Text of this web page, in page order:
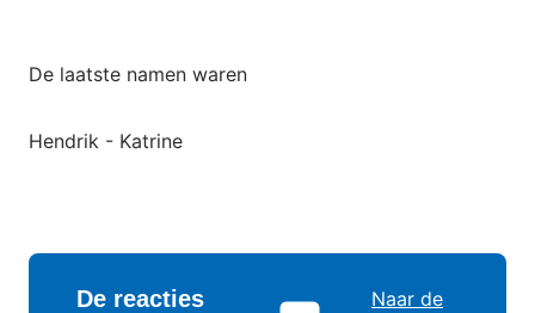
De laatste namen waren
Hendrik - Katrine
De reacties
Naar de